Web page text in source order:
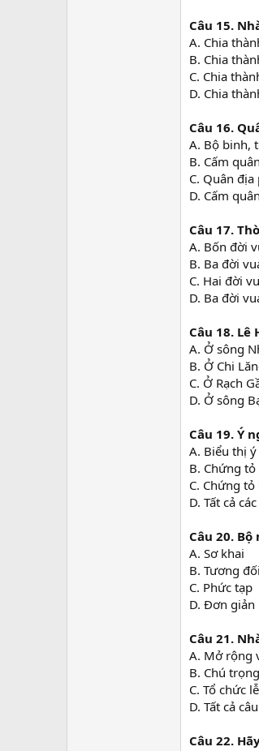
Câu 15.
A. Chia
B. Chia
C. Chia
D. Chia
Câu 16.
A. Bộ binh,
B. Cấm
C. Quân
D. Cấm
Câu 17.
A. Bốn đời
B. Ba đời
C. Hai đời
D. Ba đời
Câu 18. Lê
A. Ở sông
B. Ở Chi
C. Ở Rạch
D. Ở sông
Câu 19. Ý
A. Biểu thị
B. Chứng
C. Chứng
D. Tất cả
Câu 20. Bộ
A. Sơ khai
B. Tương
C. Phức tạp
D. Đơn giản
Câu 21.
A. Mở rộng
B. Chú
C. Tổ chức
D. Tất cả
Câu 22.